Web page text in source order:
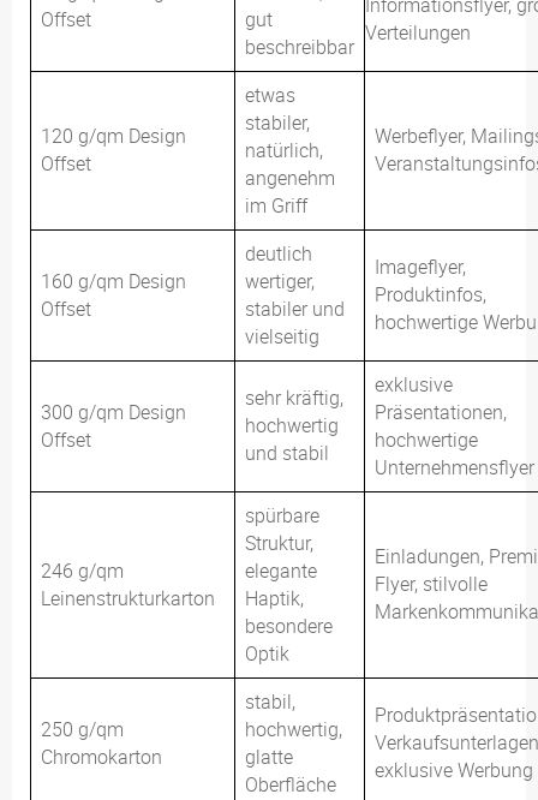
Offset
gut
beschreibbar
Verteilungen
120 g/qm Design
Offset
etwas
stabiler,
natürlich,
angenehm
im Griff
Werbeflyer,
160 g/qm Design
Offset
deutlich
wertiger,
stabiler und
vielseitig
Imageflyer,
Produktinfos,
hochwertige
300 g/qm Design
Offset
sehr kräftig,
hochwertig
und stabil
exklusive
Präsentationen,
hochwertige
Unternehmensflyer
246 g/qm
Leinenstrukturkarton
spürbare
Struktur,
elegante
Haptik,
besondere
Optik
Einladungen,
Flyer, stilvolle
250 g/qm
Chromokarton
stabil,
hochwertig,
glatte
Oberfläche
exklusive Werbung